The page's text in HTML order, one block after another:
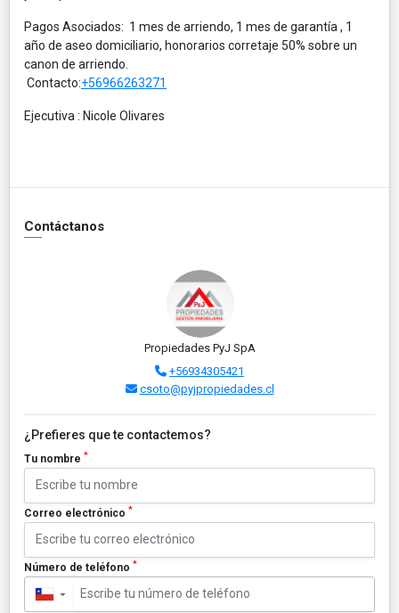
Pagos Asociados: 1 mes de arriendo, 1 mes de garantía , 1
año de aseo domiciliario, honorarios corretaje 50% sobre un
canon de arriendo.
Contacto:+56966263271
Ejecutiva : Nicole Olivares
Contáctanos
Propiedades PyJ SpA
+56934305421
csoto@pyjpropiedades.cl
¿Prefieres que te contactemos?
Tu nombre *
Correo electrónico *
Número de teléfono *
▼